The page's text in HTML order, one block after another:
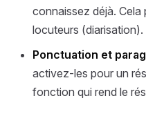
connaissez déjà.
locuteurs (diarisation).
Ponctuation et
activez-les pour un
fonction qui rend le